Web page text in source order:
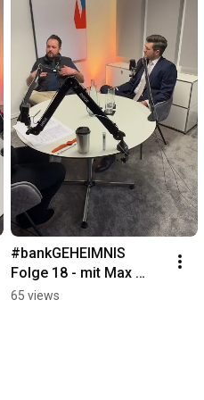
#bankGEHEIMNIS
Folge 18 - mit Max
Goldberg und Sven
65 views